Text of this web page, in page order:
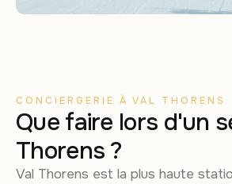
CONCIERGERIE À VAL THORENS
Que faire lors d'un
Thorens ?
Val Thorens est la plus haute